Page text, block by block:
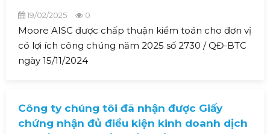
19/02/2025 0
Moore AISC được chấp thuận kiểm toán cho đơn vị
có lợi ích công chúng năm 2025 số 2730 / QĐ-BTC
ngày 15/11/2024
Công ty chúng tôi đã nhận được Giấy
chứng nhận đủ điều kiện kinh doanh dịch